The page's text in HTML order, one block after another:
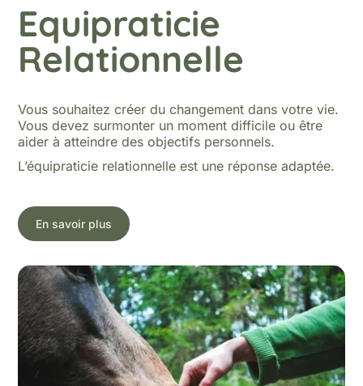
Equipraticie
Relationnelle
Vous souhaitez créer du changement dans votre vie.
Vous devez surmonter un moment difficile ou être
aider à atteindre des objectifs personnels.
L’équipraticie relationnelle est une réponse adaptée.
En savoir plus